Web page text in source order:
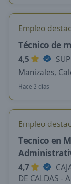
Empleo
Técnico de
4,5
Manizales,
Hace 2 días
Empleo
Tecnico en
4,7
DE CALDAS -